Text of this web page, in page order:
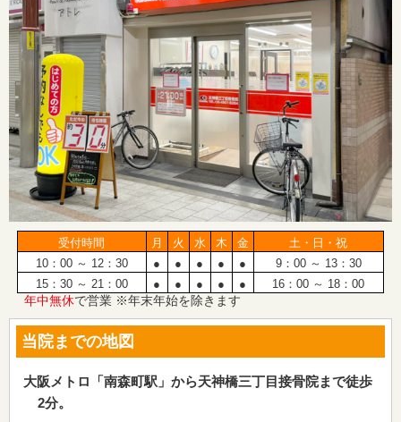
受付時間 月 火 水 木 金
土・日・祝
10：00 ～ 12：30
● ● ● ● ●
9：00 ～ 13：30
15：30 ～ 21：00
● ● ● ● ● 16：00 ～ 18：00
年中無休で営業 ※年末年始を除きます
当院までの地図
大阪メトロ「南森町駅」から天神橋三丁目接骨院まで徒歩
2分。